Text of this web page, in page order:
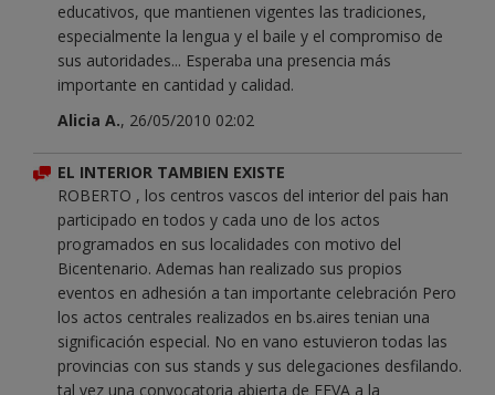
educativos, que mantienen vigentes las tradiciones,
especialmente la lengua y el baile y el compromiso de
sus autoridades... Esperaba una presencia más
importante en cantidad y calidad.
Alicia A., 26/05/2010 02:02
EL INTERIOR TAMBIEN EXISTE
ROBERTO , los centros vascos del interior del pais han
participado en todos y cada uno de los actos
programados en sus localidades con motivo del
Bicentenario. Ademas han realizado sus propios
eventos en adhesión a tan importante celebración Pero
los actos centrales realizados en bs.aires tenian una
significación especial. No en vano estuvieron todas las
provincias con sus stands y sus delegaciones desfilando.
tal vez una convocatoria abierta de FEVA a la